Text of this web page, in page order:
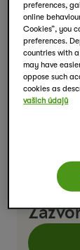
preferences,
online
Cookies”, you
preferences.
countries with
may have
oppose such
cookies as
vašich údajů